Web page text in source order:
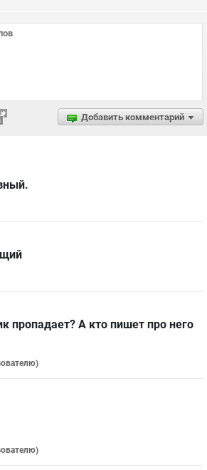
Добавить комментарий
пропадает? А кто пишет про него
)
)